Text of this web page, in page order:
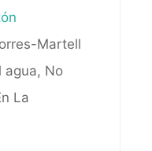
Martell
agua, No
La